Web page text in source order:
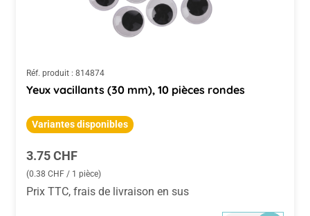
Réf. produit : 814874
Yeux vacillants (30 mm), 10 pièces rondes
Variantes disponibles
Prix régulier :
3.75 CHF
(0.38 CHF / 1 pièce)
Prix TTC, frais de livraison en sus